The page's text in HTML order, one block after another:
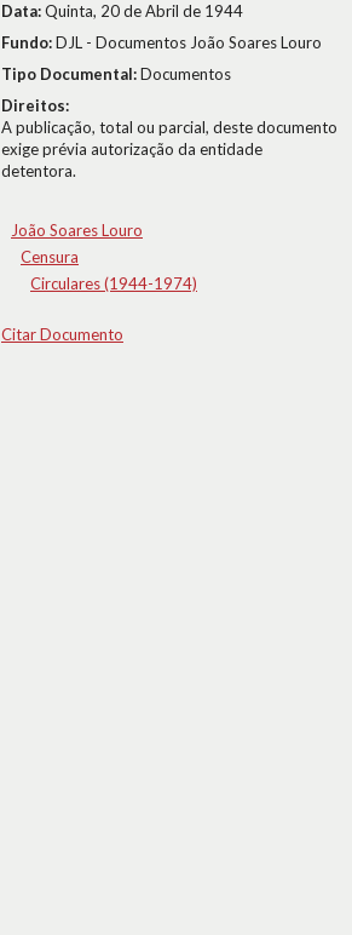
Data:Quinta, 20 de Abril de 1944
Fundo:DJL - Documentos João Soares Louro
Tipo Documental:Documentos
Direitos:
A publicação, total ou parcial, deste documento
exige prévia autorização da entidade
detentora.
João Soares Louro
Censura
Circulares (1944-1974)
Citar Documento